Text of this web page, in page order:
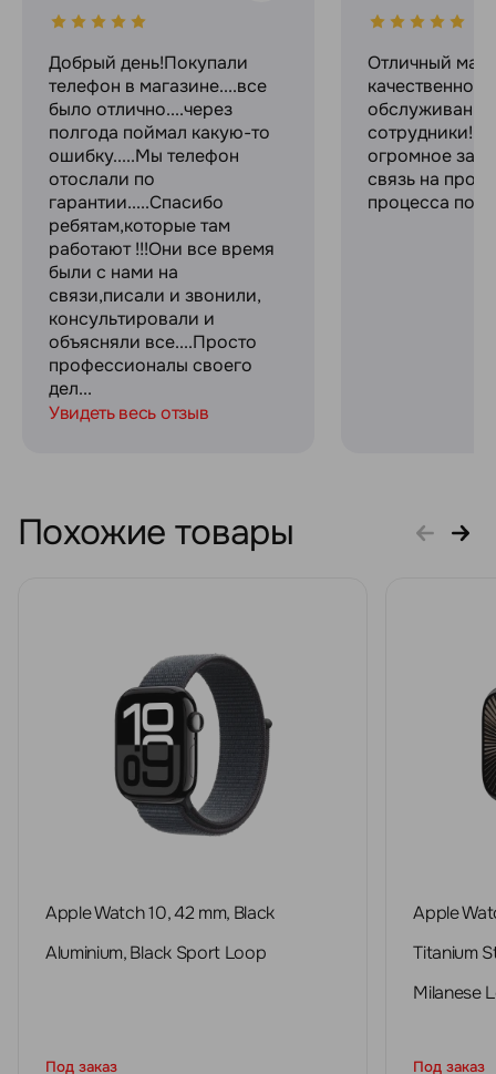
Добрый день!Покупали
телефон в магазине....все
было отлично....через
полгода поймал какую-то
ошибку.....Мы телефон
отослали по
гарантии.....Спасибо
ребятам,которые там
работают !!!Они все время
были с нами на
связи,писали и звонили,
консультировали и
объясняли все....Просто
профессионалы своего
дел...
Увидеть весь отзыв
Отличный
качественное
сотрудники!
огромное за
связь на
процесса
Похожие товары
Apple Watch 10, 42 mm, Black
Aluminium, Black Sport Loop
Под заказ
Apple
Titanium
Milanese
Под заказ